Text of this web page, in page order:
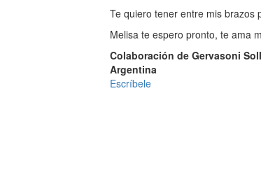
Te quiero tener entre mis brazos
Melisa te espero pronto, te ama
Colaboración de Gervasoni
Argentina
Escríbele